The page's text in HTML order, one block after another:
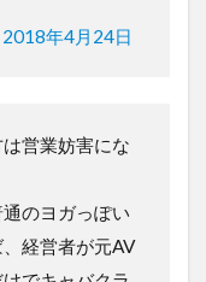
2018年4月24日
営業妨害にな
のヨガっぽい
経営者が元AV